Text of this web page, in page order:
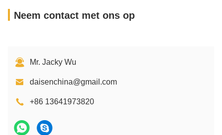
Neem contact met ons op
Mr. Jacky Wu
daisenchina@gmail.com
+86 13641973820